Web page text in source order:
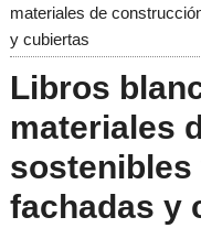
materiales de
y cubiertas
Libros
materiales
sostenibles
fachadas y